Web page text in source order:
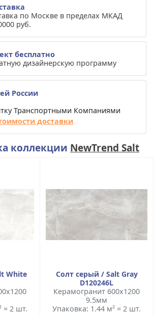
по Москве в пределах МКАД
руб.
бесплатно
дизайнерскую программу
России
Транспортными Компаниями
доставки
коллекции NewTrend Salt
White
= 2 шт.
Солт серый / Salt Gray
D120246L
Керамогранит 600x1200
9.5мм
Упаковка: 1.44 м² = 2 шт.